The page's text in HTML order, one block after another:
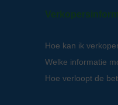
Hoe kan ik
Welke informatie
Hoe verloopt de